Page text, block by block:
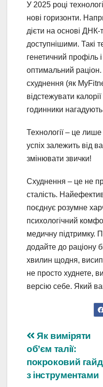
У 2025 році
нові горизонти.
дієти на основі ДНК-
доступнішими. Такі
генетичний профіль
оптимальний раціон.
схуднення (як
відстежувати
годинники
Технології – це
успіх залежить від
змінювати звички!
Схуднення – це не
сталість.
поєднує розумне
психологічний
медичну підтримку.
додайте до раціону
хвилин щодня,
не просто худнете,
версію себе. Який
Навігація
записів
Як виміряти
об’єм талії:
покроковий гайд
з інструментами